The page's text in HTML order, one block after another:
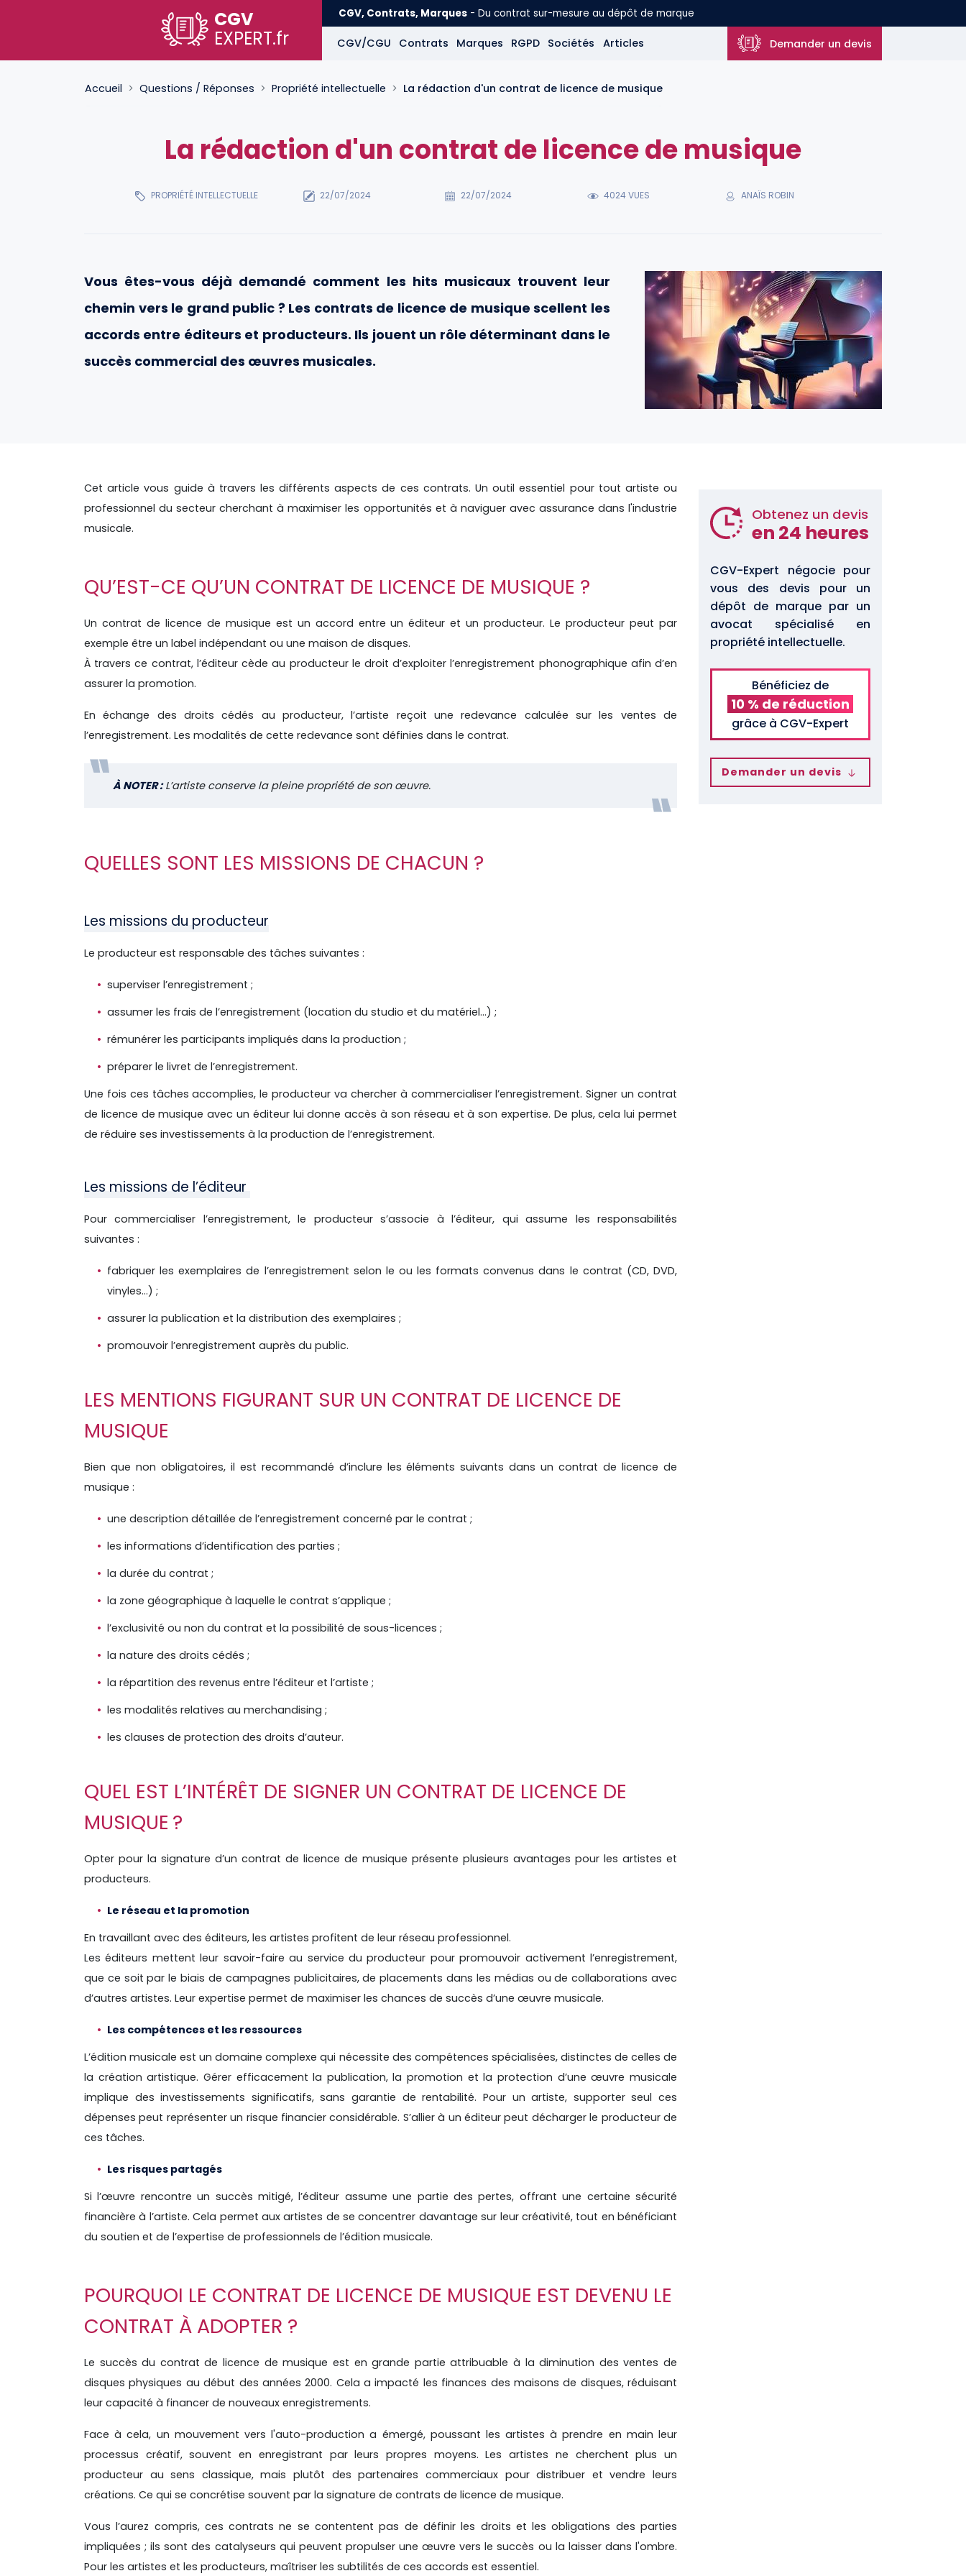
CGV
EXPERT.fr
CGV, Contrats, Marques - Du contrat sur-mesure au dépôt de marque
CGV/CGU Contrats Marques RGPD Sociétés Articles Demander un devis
Accueil Questions / Réponses Propriété intellectuelle La rédaction d'un contrat de licence de musique
La rédaction d'un contrat de licence de musique
PROPRIÉTÉ INTELLECTUELLE 22/07/2024 22/07/2024 4024 VUES ANAÏS ROBIN
Vous êtes-vous déjà demandé comment les hits musicaux trouvent leur
chemin vers le grand public ? Les contrats de licence de musique scellent les
accords entre éditeurs et producteurs. Ils jouent un rôle déterminant dans le
succès commercial des œuvres musicales.
Cet article vous guide à travers les différents aspects de ces contrats. Un outil essentiel pour tout artiste ou
professionnel du secteur cherchant à maximiser les opportunités et à naviguer avec assurance dans l'industrie
musicale.
QU’EST-CE QU’UN CONTRAT DE LICENCE DE MUSIQUE ?
Un contrat de licence de musique est un accord entre un éditeur et un producteur. Le producteur peut par
exemple être un label indépendant ou une maison de disques.
À travers ce contrat, l’éditeur cède au producteur le droit d’exploiter l’enregistrement phonographique afin d’en
assurer la promotion.
En échange des droits cédés au producteur, l’artiste reçoit une redevance calculée sur les ventes de
l’enregistrement. Les modalités de cette redevance sont définies dans le contrat.
À NOTER :L’artiste conserve la pleine propriété de son œuvre.
QUELLES SONT LES MISSIONS DE CHACUN ?
Les missions du producteur
Le producteur est responsable des tâches suivantes :
superviser l’enregistrement ;
assumer les frais de l’enregistrement (location du studio et du matériel…) ;
rémunérer les participants impliqués dans la production ;
préparer le livret de l’enregistrement.
Une fois ces tâches accomplies, le producteur va chercher à commercialiser l’enregistrement. Signer un contrat
de licence de musique avec un éditeur lui donne accès à son réseau et à son expertise. De plus, cela lui permet
de réduire ses investissements à la production de l’enregistrement.
Les missions de l’éditeur
Pour commercialiser l’enregistrement, le producteur s’associe à l’éditeur, qui assume les responsabilités
suivantes :
fabriquer les exemplaires de l’enregistrement selon le ou les formats convenus dans le contrat (CD, DVD,
vinyles…) ;
assurer la publication et la distribution des exemplaires ;
promouvoir l’enregistrement auprès du public.
LES MENTIONS FIGURANT SUR UN CONTRAT DE LICENCE DE
MUSIQUE
Bien que non obligatoires, il est recommandé d’inclure les éléments suivants dans un contrat de licence de
musique :
une description détaillée de l’enregistrement concerné par le contrat ;
les informations d’identification des parties ;
la durée du contrat ;
la zone géographique à laquelle le contrat s’applique ;
l’exclusivité ou non du contrat et la possibilité de sous-licences ;
la nature des droits cédés ;
la répartition des revenus entre l’éditeur et l’artiste ;
les modalités relatives au merchandising ;
les clauses de protection des droits d’auteur.
QUEL EST L’INTÉRÊT DE SIGNER UN CONTRAT DE LICENCE DE
MUSIQUE ?
Opter pour la signature d’un contrat de licence de musique présente plusieurs avantages pour les artistes et
producteurs.
Le réseau et la promotion
En travaillant avec des éditeurs, les artistes profitent de leur réseau professionnel.
Les éditeurs mettent leur savoir-faire au service du producteur pour promouvoir activement l’enregistrement,
que ce soit par le biais de campagnes publicitaires, de placements dans les médias ou de collaborations avec
d’autres artistes. Leur expertise permet de maximiser les chances de succès d’une œuvre musicale.
Les compétences et les ressources
L’édition musicale est un domaine complexe qui nécessite des compétences spécialisées, distinctes de celles de
la création artistique. Gérer efficacement la publication, la promotion et la protection d’une œuvre musicale
implique des investissements significatifs, sans garantie de rentabilité. Pour un artiste, supporter seul ces
dépenses peut représenter un risque financier considérable. S’allier à un éditeur peut décharger le producteur de
ces tâches.
Les risques partagés
Si l’œuvre rencontre un succès mitigé, l’éditeur assume une partie des pertes, offrant une certaine sécurité
financière à l’artiste. Cela permet aux artistes de se concentrer davantage sur leur créativité, tout en bénéficiant
du soutien et de l’expertise de professionnels de l’édition musicale.
POURQUOI LE CONTRAT DE LICENCE DE MUSIQUE EST DEVENU LE
CONTRAT À ADOPTER ?
Le succès du contrat de licence de musique est en grande partie attribuable à la diminution des ventes de
disques physiques au début des années 2000. Cela a impacté les finances des maisons de disques, réduisant
leur capacité à financer de nouveaux enregistrements.
Face à cela, un mouvement vers l'auto-production a émergé, poussant les artistes à prendre en main leur
processus créatif, souvent en enregistrant par leurs propres moyens. Les artistes ne cherchent plus un
producteur au sens classique, mais plutôt des partenaires commerciaux pour distribuer et vendre leurs
créations. Ce qui se concrétise souvent par la signature de contrats de licence de musique.
Vous l’aurez compris, ces contrats ne se contentent pas de définir les droits et les obligations des parties
impliquées ; ils sont des catalyseurs qui peuvent propulser une œuvre vers le succès ou la laisser dans l'ombre.
Pour les artistes et les producteurs, maîtriser les subtilités de ces accords est essentiel.
Obtenez un devis
en 24 heures
CGV-Expert négocie pour
vous des devis pour un
dépôt de marque par un
avocat spécialisé en
propriété intellectuelle.
Bénéficiez de
10 % de réduction
grâce à CGV-Expert
Demander un devis